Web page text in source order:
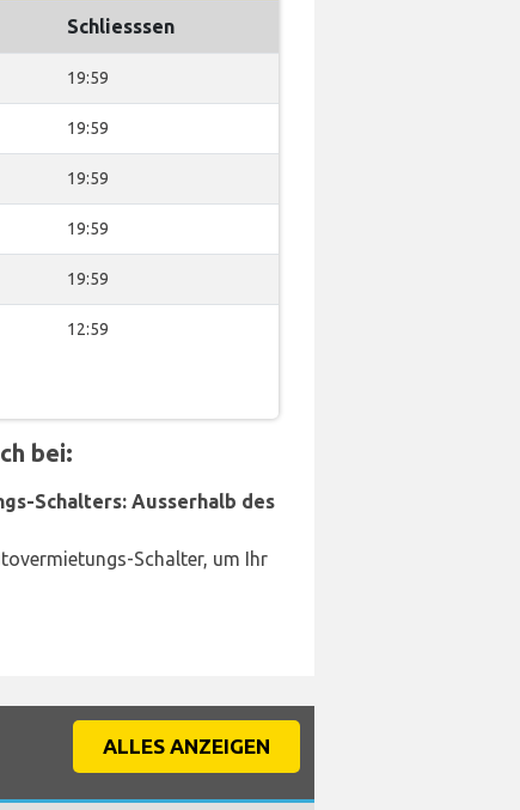
Schliesssen
19:59
19:59
19:59
19:59
19:59
12:59
bei:
Schalters: Ausserhalb des
Schalter, um Ihr
ALLES ANZEIGEN